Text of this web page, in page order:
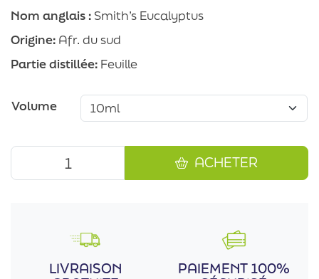
Nom anglais : Smith’s Eucalyptus
Origine: Afr. du sud
Partie distillée: Feuille
Volume
ACHETER
LIVRAISON
PAIEMENT 100%